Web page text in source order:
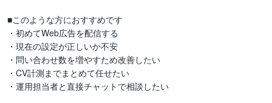
■このような方におすすめです
・初めてWeb広告を配信する
・現在の設定が正しいか不安
・問い合わせ数を増やすため改善したい
・CV計測までまとめて任せたい
・運用担当者と直接チャットで相談したい